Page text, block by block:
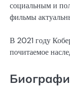
социальным и
фильмы
В 2021 году
почитаемое